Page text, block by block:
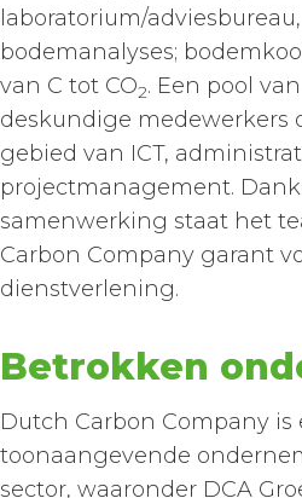
laboratorium/
bodemanalyses;
van C tot CO2. Een pool
deskundige medewerkers
gebied van ICT,
projectmanagement.
samenwerking staat het
Carbon Company garant
dienstverlening.
Betrokken
Dutch Carbon Company
toonaangevende
sector, waaronder DCA